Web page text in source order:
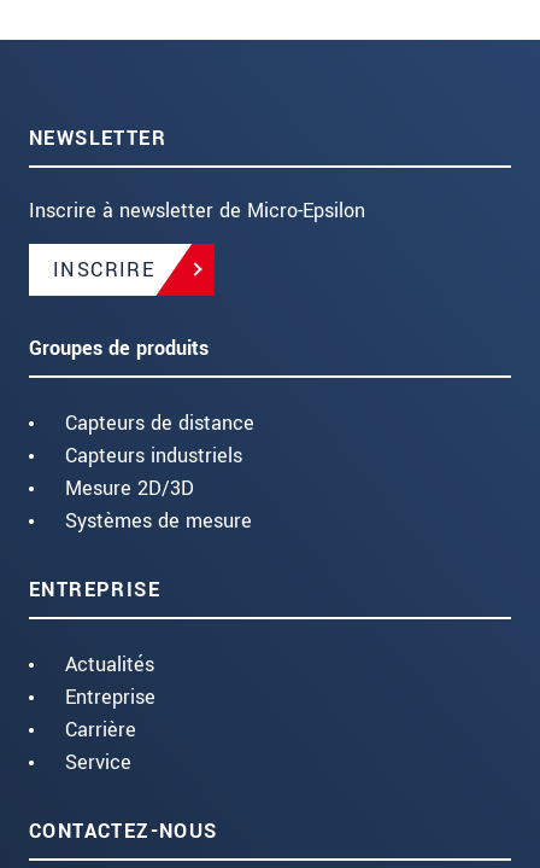
NEWSLETTER
Inscrire à newsletter de Micro-Epsilon
INSCRIRE
Groupes de produits
Capteurs de distance
Capteurs industriels
Mesure 2D/3D
Systèmes de mesure
ENTREPRISE
Actualités
Entreprise
Carrière
Service
CONTACTEZ-NOUS